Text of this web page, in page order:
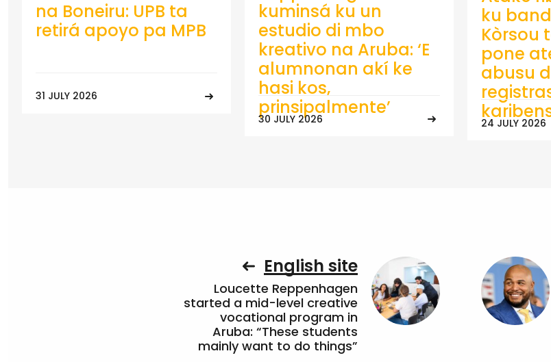
na Boneiru: UPB ta
retirá apoyo pa MPB
31 JULY 2026
kuminsá ku un
estudio di mbo
kreativo na Aruba: ‘E
alumnonan akí ke
hasi kos,
prinsipalmente’
30 JULY 2026
ku
Kòrsou
pone
abusu
24 JULY 2026
English site
Loucette Reppenhagen
started a mid-level creative
vocational program in
Aruba: “These students
mainly want to do things”